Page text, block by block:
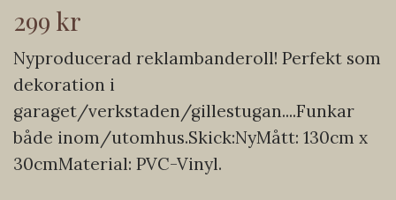
299 kr
Nyproducerad reklambanderoll! Perfekt som
dekoration i
garaget/verkstaden/gillestugan....Funkar
både inom/utomhus.Skick:NyMått: 130cm x
30cmMaterial: PVC-Vinyl.